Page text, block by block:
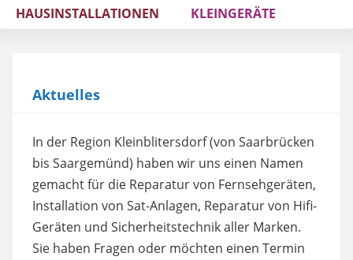
HAUSINSTALLATIONEN
KLEINGERÄTE
Aktuelles
In der Region Kleinblitersdorf (von Saarbrücken
bis Saargemünd) haben wir uns einen Namen
gemacht für die Reparatur von Fernsehgeräten,
Installation von Sat-Anlagen, Reparatur von Hifi-
Geräten und Sicherheitstechnik aller Marken.
Sie haben Fragen oder möchten einen Termin